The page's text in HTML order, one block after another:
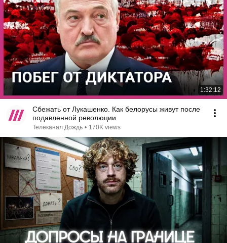
1:32:12
Сбежать от Лукашенко. Как белорусы живут после
подавленной революции
Телеканал Дождь • 170K views